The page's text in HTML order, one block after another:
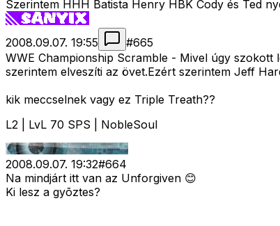
Szerintem HHH Batista Henry HBK Cody és Ted
2008.09.07. 19:55 #665
WWE Championship Scramble - Mivel úgy
szerintem elveszíti az övet.Ezért szerintem Jeff
kik meccselnek vagy ez Triple Treath??
L2 | LvL 70 SPS | NobleSoul
2008.09.07. 19:32#664
Na mindjárt itt van az Unforgiven 😊
Ki lesz a gyõztes?